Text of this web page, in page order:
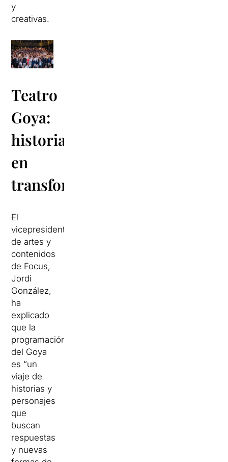
y
creativas.
Teatro
Goya:
historias
en
transformación
El
vicepresidente
de artes y
contenidos
de Focus,
Jordi
González,
ha
explicado
que la
programación
del Goya
es “un
viaje de
historias y
personajes
que
buscan
respuestas
y nuevas